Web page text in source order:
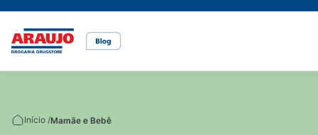
Início /Mamãe e Bebê